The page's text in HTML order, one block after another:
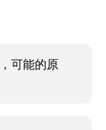
可能的原